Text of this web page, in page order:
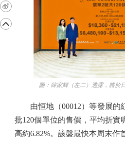
圖：韓家輝（左二）透露，將於日
由恒地（00012）等發展的
批120個單位的售價，平均折實
高約6.82%。該盤最快本周末作